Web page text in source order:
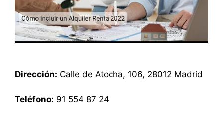
Dirección: Calle de Atocha, 106, 28012 Madrid
Teléfono: 91 554 87 24